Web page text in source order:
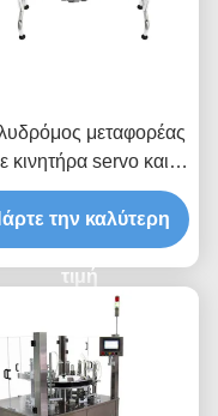
μεταφορέας
κινητήρα servo και
κατανομή και
για γραμμές
συσκευασίας υψηλής
ταχύτητας
την καλύτερη
τιμή